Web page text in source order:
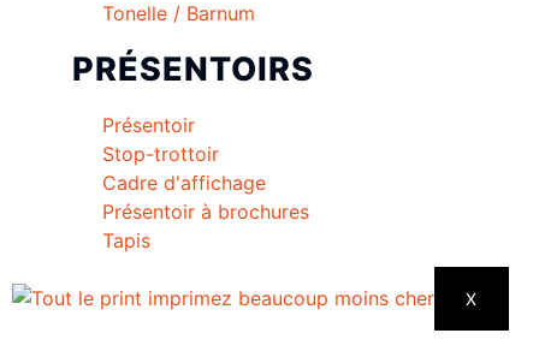
Tonelle / Barnum
PRÉSENTOIRS
Présentoir
Stop-trottoir
Cadre d'affichage
Présentoir à brochures
Tapis
X